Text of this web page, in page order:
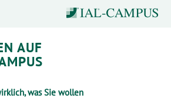
AUF
was Sie wollen